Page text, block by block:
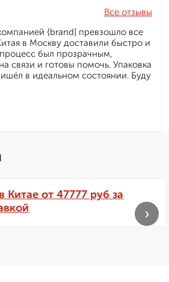
Все отзывы
{brand] превзошло все
в Москву доставили быстро и
был прозрачным,
связи и готовы помочь. Упаковка
в идеальном состоянии. Буду
Китае от 47777 руб за
›